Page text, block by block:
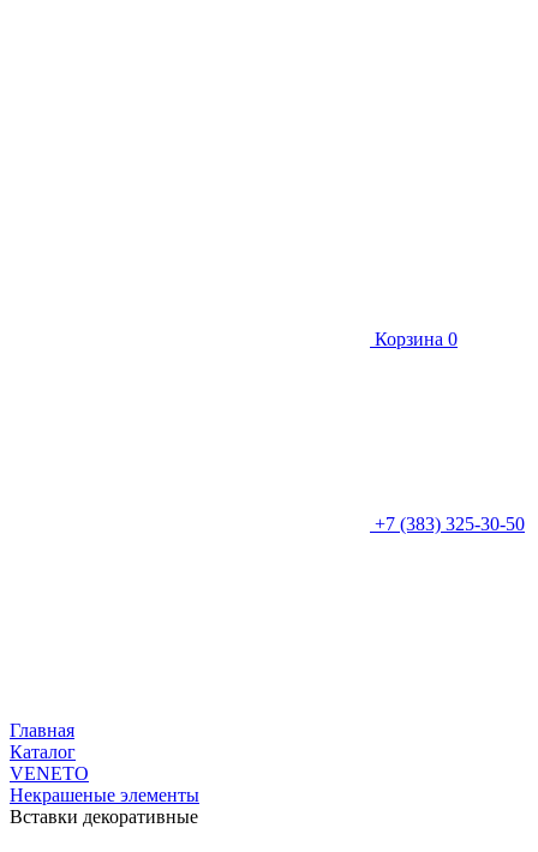
Корзина 0
+7 (383) 325-30-50
Главная
Каталог
VENETO
Некрашеные элементы
Вставки декоративные